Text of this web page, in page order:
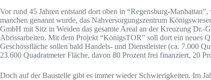
Vor rund 45 Jahren entstand dort oben in “Regensburg-
manchen genannt wurde, das Nahversorgungszentrum
GmbH mit Sitz in Weiden das gesamte Areal an der Kreuzung Dr.-
Abrissarbeiten. Mit dem Projekt “KönigsTOR” soll dort ein neues
Geschossfläche sollen bald Handels- und Dienstleister (ca. 7.000
23.600 Quadratmeter Fläche, davon 80 Prozent frei finanziert, 20
Doch auf der Baustelle gibt es immer wieder Schwierigkeiten. Im